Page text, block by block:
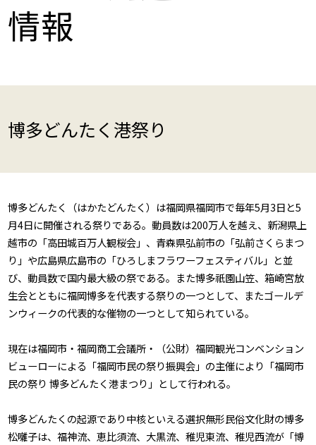
情報
博多どんたく港祭り
博多どんたく（はかたどんたく）は福岡県福岡市で毎年5月3日と5
月4日に開催される祭りである。動員数は200万人を越え、新潟県上
越市の「高田城百万人観桜会」、青森県弘前市の「弘前さくらまつ
り」や広島県広島市の「ひろしまフラワーフェスティバル」と並
び、動員数で国内最大級の祭である。また博多祇園山笠、箱崎宮放
生会とともに福岡博多を代表する祭りの一つとして、またゴールデ
ンウィークの代表的な催物の一つとして知られている。
現在は福岡市・福岡商工会議所・（公財）福岡観光コンベンション
ビューローによる「福岡市民の祭り振興会」の主催により「福岡市
民の祭り 博多どんたく港まつり」として行われる。
博多どんたくの起源であり中核といえる選択無形民俗文化財の博多
松囃子は、福神流、恵比須流、大黒流、稚児東流、稚児西流が「博